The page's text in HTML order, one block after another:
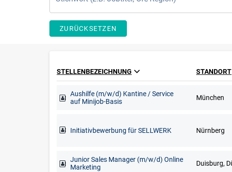
ZURÜCKSETZEN
STELLENBEZEICHNUNG STANDORT
Aushilfe (m/w/d) Kantine / Service
auf Minijob-Basis
München
Initiativbewerbung für SELLWERK Nürnberg
Junior Sales Manager (m/w/d) Online
Marketing